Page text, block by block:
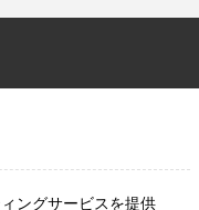
ングサービスを提供